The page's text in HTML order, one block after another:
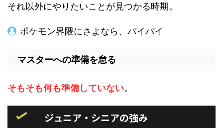
それ以外にやりたいことが見つかる時期。
ポケモン界隈にさよなら、バイバイ
マスターへの準備を怠る
そもそも何も準備していない。
ジュニア・シニアの強み